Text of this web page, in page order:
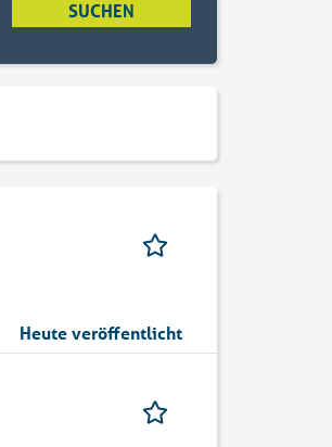
Heute veröffentlicht